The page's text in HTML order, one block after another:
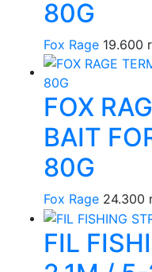
80G
Fox Rage 19.600
FOX
BAIT
80G
Fox Rage 24.300
FIL